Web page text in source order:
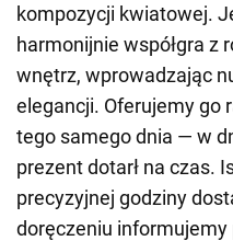
kompozycji kwiatowej.
harmonijnie współgra z
wnętrz, wprowadzając
elegancji. Oferujemy go
tego samego dnia — w
prezent dotarł na czas.
precyzyjnej godziny
doręczeniu